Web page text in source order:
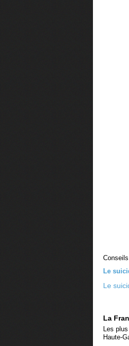
Le
Le
La
Les
Haute-